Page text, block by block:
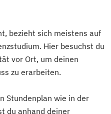
bezieht sich meistens auf
Hier besuchst du
vor Ort, um deinen
zu erarbeiten.
Stundenplan wie in der
du anhand deiner